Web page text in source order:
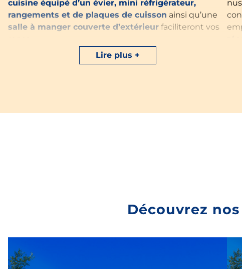
Lire plus
cuisine équipé d’un évier, mini réfrigérateur,
rangements et de plaques de cuisson ainsi qu’une
salle à manger couverte d’extérieur faciliteront vos
Optez pour ce nouveau mode de vacances et profitez
caravane,branchement électrique… Retrouvez toutes(3
Découvrez nos